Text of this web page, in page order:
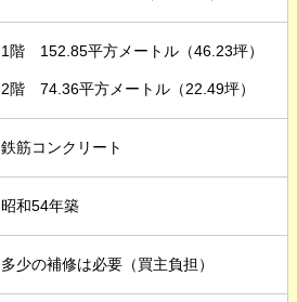
1階 152.85平方メートル（46.23坪）
2階 74.36平方メートル（22.49坪）
鉄筋コンクリート
昭和54年築
多少の補修は必要（買主負担）